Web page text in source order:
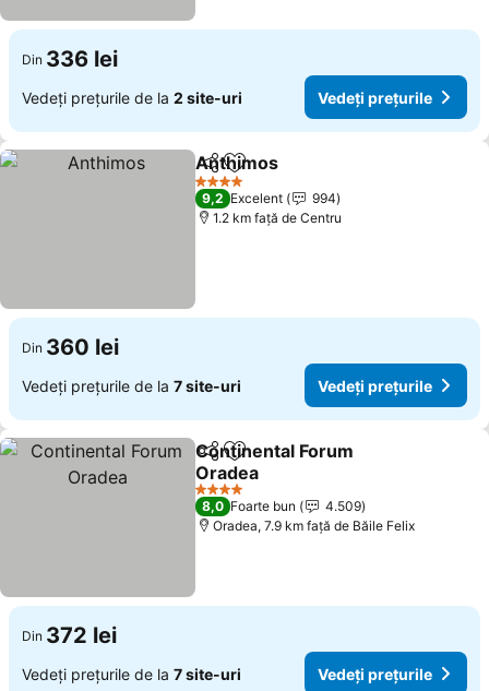
Din 336 lei
Vedeți prețurile de la 2 site-uri Vedeți prețurile
DistribuițiAdăugaţi la favorite
Anthimos
4 Stele
9,2 Excelent
994
1.2 km faţă de Centru
Din 360 lei
Vedeți prețurile de la 7 site-uri Vedeți prețurile
DistribuițiAdăugaţi la favorite
Continental Forum
Oradea
4 Stele
8,0 Foarte bun
4.509
Oradea, 7.9 km faţă de Băile Felix
Din 372 lei
Vedeți prețurile de la 7 site-uri Vedeți prețurile